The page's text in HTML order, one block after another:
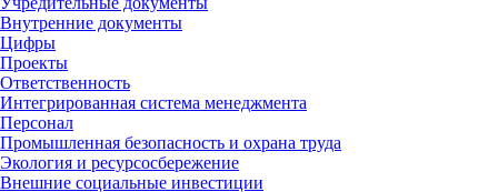
Внутренние документы
Цифры
Проекты
Ответственность
Интегрированная система менеджмента
Персонал
Промышленная безопасность и охрана труда
Экология и ресурсосбережение
Внешние социальные инвестиции